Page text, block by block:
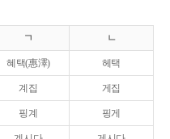
ㄱ ㄴ
혜택(惠澤) 헤택
계집 게집
핑계 핑게